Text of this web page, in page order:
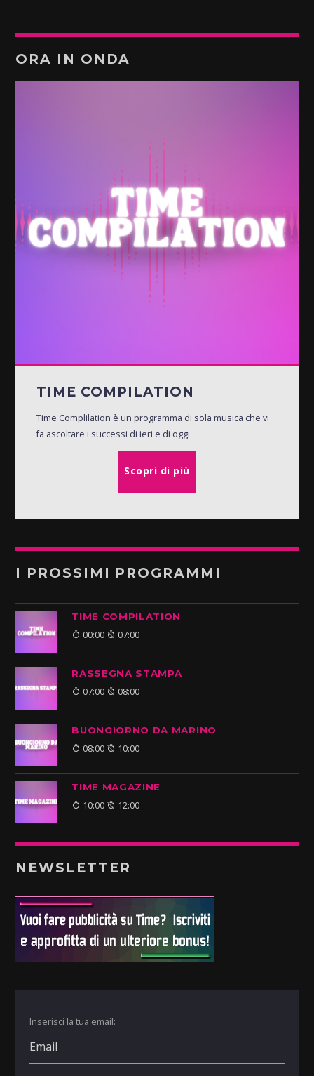
ORA IN ONDA
TIME COMPILATION
Time Complilation è un programma di sola musica che vi
fa ascoltare i successi di ieri e di oggi.
Scopri di più
I PROSSIMI PROGRAMMI
TIME COMPILATION
00:00 07:00
RASSEGNA STAMPA
07:00 08:00
BUONGIORNO DA MARINO
08:00 10:00
TIME MAGAZINE
10:00 12:00
NEWSLETTER
Inserisci la tua email: